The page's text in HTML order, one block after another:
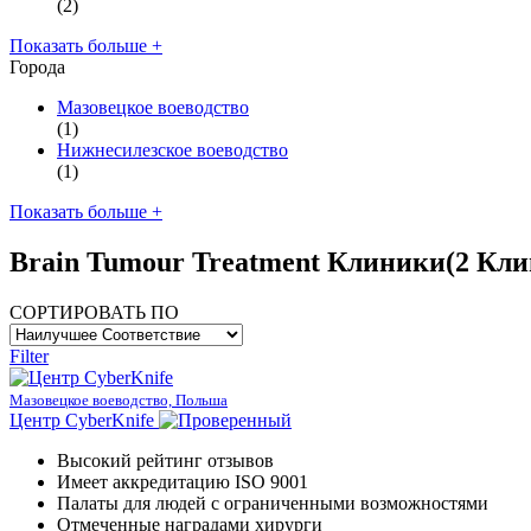
(2)
Показать больше +
Города
Мазовецкое воеводство
(1)
Нижнесилезское воеводство
(1)
Показать больше +
Brain Tumour Treatment Клиники(2
СОРТИРОВАТЬ ПО
Filter
Мазовецкое воеводство, Польша
Центр CyberKnife
Высокий рейтинг отзывов
Имеет аккредитацию ISO 9001
Палаты для людей с ограниченными возможностями
Отмеченные наградами хирурги